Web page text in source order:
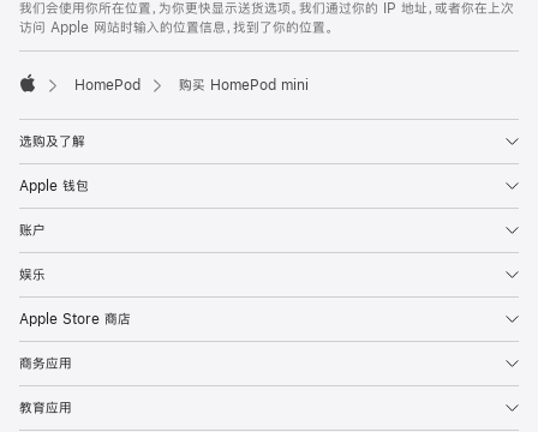
我们会使用你所在位置，为你更快显示送货选项。我们通过你的 IP 地址，或者你在上次
访问 Apple 网站时输入的位置信息，找到了你的位置。
HomePod 购买 HomePod mini
选购及了解
Apple 钱包
账户
娱乐
Apple Store 商店
商务应用
教育应用